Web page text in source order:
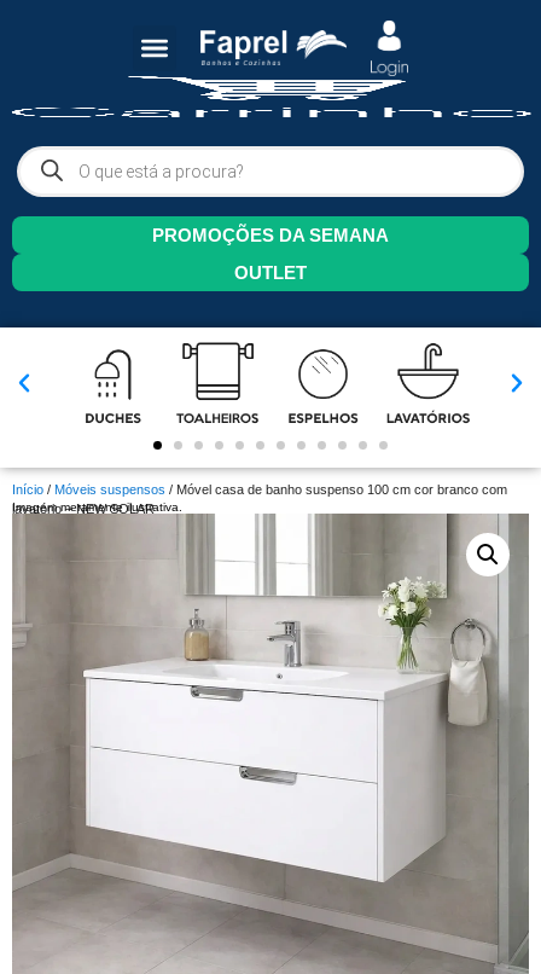
PROMOÇÕES DA SEMANA
OUTLET
Início / Móveis suspensos / Móvel casa de banho suspenso 100 cm cor branco com
lavatório – NEW SOLAR
Imagem meramente ilustrativa.